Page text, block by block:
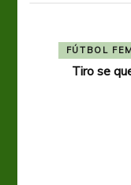
FÚTBOL
Tiro se